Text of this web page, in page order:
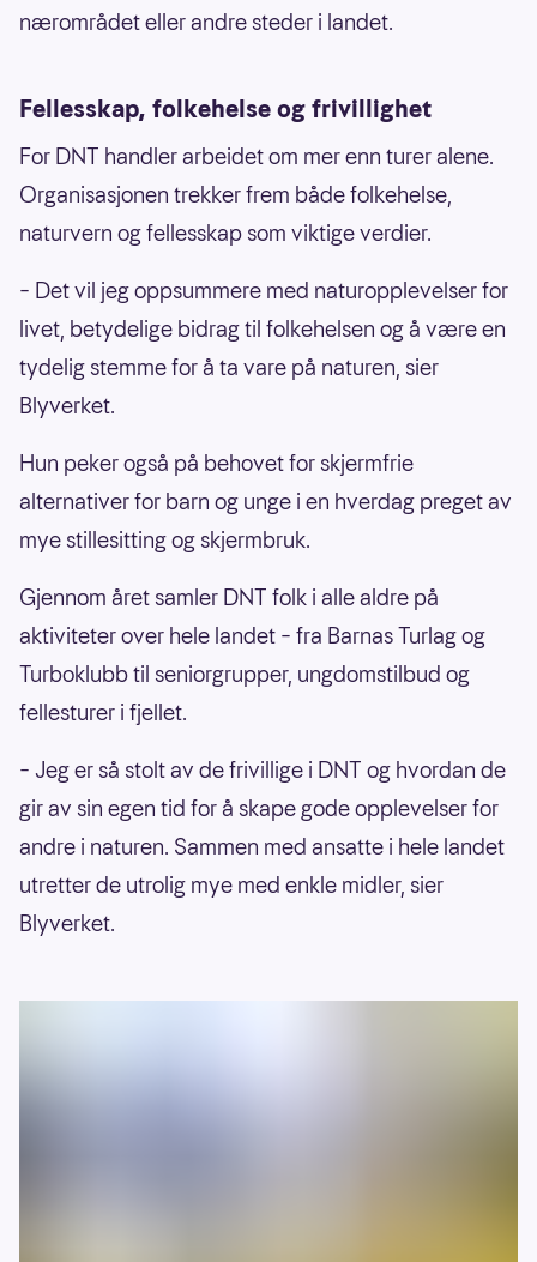
nærområdet eller andre steder i landet.
Fellesskap, folkehelse og frivillighet
For DNT handler arbeidet om mer enn turer alene.
Organisasjonen trekker frem både folkehelse,
naturvern og fellesskap som viktige verdier.
– Det vil jeg oppsummere med naturopplevelser for
livet, betydelige bidrag til folkehelsen og å være en
tydelig stemme for å ta vare på naturen, sier
Blyverket.
Hun peker også på behovet for skjermfrie
alternativer for barn og unge i en hverdag preget av
mye stillesitting og skjermbruk.
Gjennom året samler DNT folk i alle aldre på
aktiviteter over hele landet – fra Barnas Turlag og
Turboklubb til seniorgrupper, ungdomstilbud og
fellesturer i fjellet.
– Jeg er så stolt av de frivillige i DNT og hvordan de
gir av sin egen tid for å skape gode opplevelser for
andre i naturen. Sammen med ansatte i hele landet
utretter de utrolig mye med enkle midler, sier
Blyverket.